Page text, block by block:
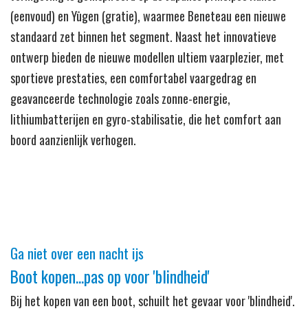
(eenvoud) en Yūgen (gratie), waarmee Beneteau een nieuwe
standaard zet binnen het segment. Naast het innovatieve
ontwerp bieden de nieuwe modellen ultiem vaarplezier, met
sportieve prestaties, een comfortabel vaargedrag en
geavanceerde technologie zoals zonne-energie,
lithiumbatterijen en gyro-stabilisatie, die het comfort aan
boord aanzienlijk verhogen.
Ga niet over een nacht ijs
Boot kopen...pas op voor 'blindheid'
Bij het kopen van een boot, schuilt het gevaar voor 'blindheid'.